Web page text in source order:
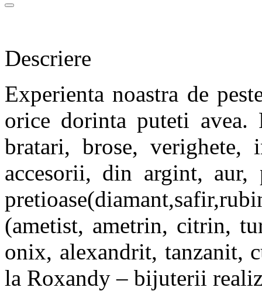
Descriere
Experienta noastra de
orice dorinta puteti
bratari, brose, verighete,
accesorii, din argint,
(ametist, ametrin, citrin,
onix, alexandrit, tanzanit,
la Roxandy – bijuterii